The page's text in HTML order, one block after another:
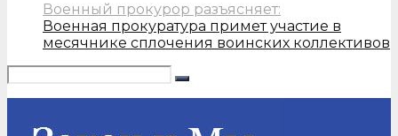
Военный прокурор разъясняет:
Военная прокуратура примет участие в
месячнике сплочения воинских коллективов